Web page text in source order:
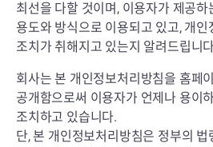
최선을 다할 것이며, 이용자가 제공
용도와 방식으로 이용되고 있고, 개
조치가 취해지고 있는지 알려드립니
회사는 본 개인정보처리방침을 홈페
공개함으로써 이용자가 언제나 용이
조치하고 있습니다.
단, 본 개인정보처리방침은 정부의 법
체험하기